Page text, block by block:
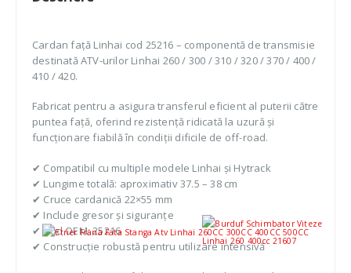
Cardan față Linhai cod 25216 – componentă de transmisie
destinată ATV-urilor Linhai 260 / 300 / 310 / 320 / 370 / 400 /
410 / 420.
Fabricat pentru a asigura transferul eficient al puterii către
puntea față, oferind rezistență ridicată la uzură și
funcționare fiabilă în condiții dificile de off-road.
✔ Compatibil cu multiple modele Linhai și Hytrack
✔ Lungime totală: aproximativ 37.5 – 38 cm
✔ Cruce cardanică 22×55 mm
✔ Include gresor și siguranțe
✔ Cod OEM: 25216
✔ Construcție robustă pentru utilizare intensivă